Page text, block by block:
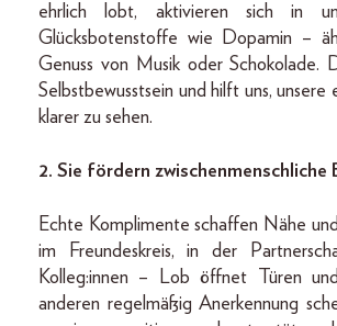
ehrlich lobt, aktivieren sich in
Glücksbotenstoffe wie Dopamin –
Genuss von Musik oder Schokolade.
Selbstbewusstsein und hilft uns, unsere
klarer zu sehen.
2. Sie fördern zwischenmenschliche
Echte Komplimente schaffen Nähe
im Freundeskreis, in der
Kolleg:innen – Lob öffnet Türen
anderen regelmäßig Anerkennung